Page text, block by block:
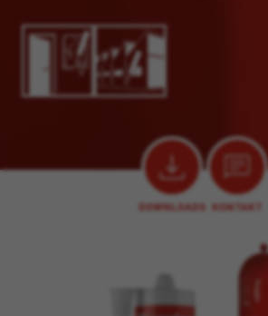
DOWNLOADS KONTAKT